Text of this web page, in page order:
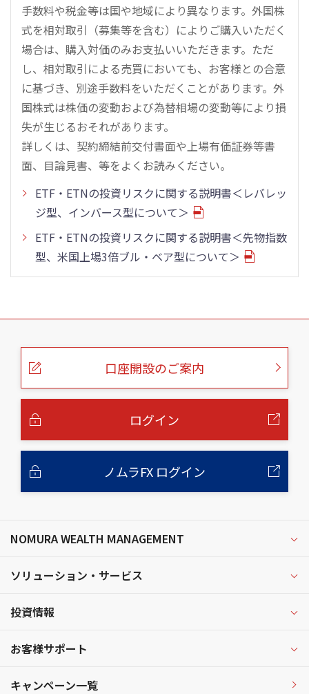
手数料や税金等は国や地域により異なります。外国株
式を相対取引（募集等を含む）によりご購入いただく
場合は、購入対価のみお支払いいただきます。ただ
し、相対取引による売買においても、お客様との合意
に基づき、別途手数料をいただくことがあります。外
国株式は株価の変動および為替相場の変動等により損
失が生じるおそれがあります。
詳しくは、契約締結前交付書面や上場有価証券等書
面、目論見書、等をよくお読みください。
ETF・ETNの投資リスクに関する説明書＜レバレッ
ジ型、インバース型について＞
ETF・ETNの投資リスクに関する説明書＜先物指数
型、米国上場3倍ブル・ベア型について＞
こ
口座開設のご案内
ログイン
ノムラFX ログイン
NOMURA WEALTH MANAGEMENT
ソリューション・サービス
投資情報
お客様サポート
キャンペーン一覧